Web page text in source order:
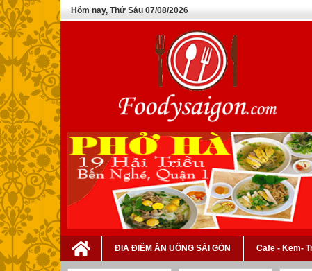
Hôm nay, Thứ Sáu 07/08/2026
ĐỊA ĐIỂM ĂN UỐNG SÀI GÒN Cafe - Kem-